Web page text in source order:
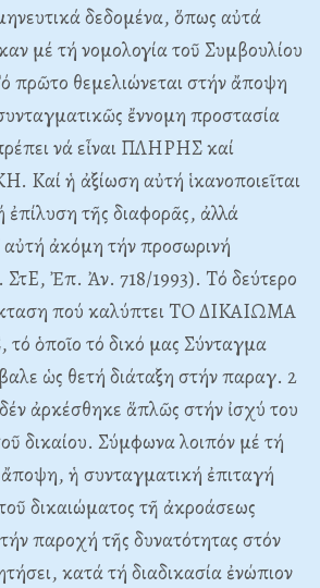
δεδομένα, ὅπως αὐτά
μέ τή νομολογία τοῦ Συμβουλίου
πρῶτο θεμελιώνεται στήν ἄποψη
ἔννομη προστασία
νά εἶναι ΠΛHPHΣ καί
Kαί ἡ ἀξίωση αὐτή ἱκανοποιεῖται
ἐπίλυση τῆς διαφορᾶς, ἀλλά
αὐτή ἀκόμη τήν προσωρινή
Ἐπ. Ἀν. 718/1993). Tό δεύτερο
πού καλύπτει TO ΔIKAIΩMA
ὁποῖο τό δικό μας Σύνταγμα
ὡς θετή διάταξη στήν παραγ. 2
ἀρκέσθηκε ἅπλῶς στήν ἰσχύ του
δικαίου. Σύμφωνα λοιπόν μέ τή
ἡ συνταγματική ἐπιταγή
δικαιώματος τῆ ἀκροάσεως
παροχή τῆς δυνατότητας στόν
κατά τή διαδικασία ἐνώπιον